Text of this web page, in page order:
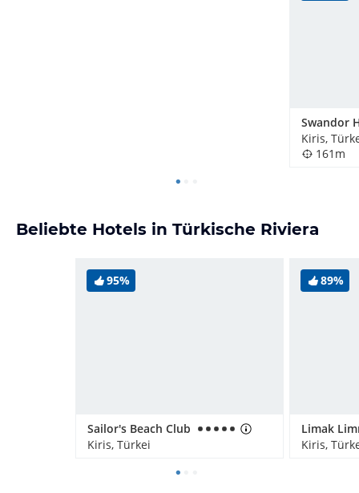
Kiris,
161m
Beliebte Hotels in Türkische Riviera
95%
Sailor's Beach Club
Kiris, Türkei
89%
Kiris,